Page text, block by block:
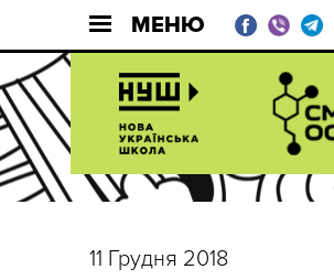
МЕНЮ
11 Грудня 2018